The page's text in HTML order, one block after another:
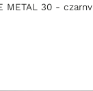
METAL 30 - czarny